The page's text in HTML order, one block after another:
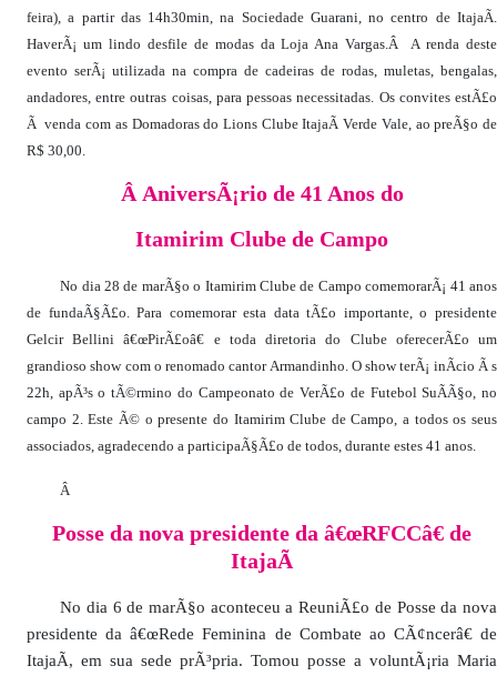
feira), a partir das 14h30min, na Sociedade Guarani, no centro de ItajaÃ­.
HaverÃ¡ um lindo desfile de modas da Loja Ana Vargas.Â A renda deste
evento serÃ¡ utilizada na compra de cadeiras de rodas, muletas, bengalas,
andadores, entre outras coisas, para pessoas necessitadas. Os convites estÃ£o
Ã venda com as Domadoras do Lions Clube ItajaÃ­ Verde Vale, ao preÃ§o de
R$ 30,00.
Â AniversÃ¡rio de 41 Anos do
Itamirim Clube de Campo
No dia 28 de marÃ§o o Itamirim Clube de Campo comemorarÃ¡ 41 anos
de fundaÃ§Ã£o. Para comemorar esta data tÃ£o importante, o presidente
Gelcir Bellini â€œPirÃ£oâ€ e toda diretoria do Clube oferecerÃ£o um
grandioso show com o renomado cantor Armandinho. O show terÃ¡ inÃ­cio Ã s
22h, apÃ³s o tÃ©rmino do Campeonato de VerÃ£o de Futebol SuÃ­Ã§o, no
campo 2. Este Ã© o presente do Itamirim Clube de Campo, a todos os seus
associados, agradecendo a participaÃ§Ã£o de todos, durante estes 41 anos.
Â
Posse da nova presidente da â€œRFCCâ€ de
ItajaÃ­
No dia 6 de marÃ§o aconteceu a ReuniÃ£o de Posse da nova
presidente da â€œRede Feminina de Combate ao CÃ¢ncerâ€ de
ItajaÃ­, em sua sede prÃ³pria. Tomou posse a voluntÃ¡ria Maria